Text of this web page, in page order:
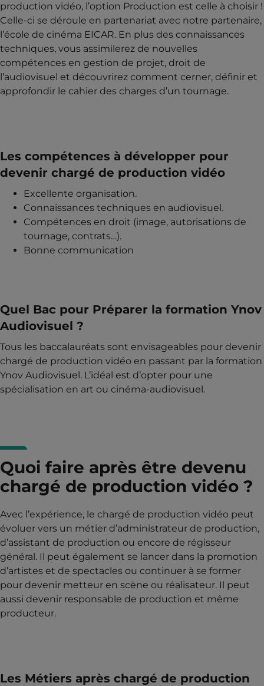
production vidéo, l’option Production est celle à choisir !
Celle-ci se déroule en partenariat avec notre partenaire,
l’école de cinéma EICAR. En plus des connaissances
techniques, vous assimilerez de nouvelles
compétences en gestion de projet, droit de
l’audiovisuel et découvrirez comment cerner, définir et
approfondir le cahier des charges d’un tournage.
Les compétences à développer pour
devenir chargé de production vidéo
Excellente organisation.
Connaissances techniques en audiovisuel.
Compétences en droit (image, autorisations de
tournage, contrats…).
Bonne communication
Quel Bac pour Préparer la formation Ynov
Audiovisuel ?
Tous les baccalauréats sont envisageables pour devenir
chargé de production vidéo en passant par la formation
Ynov Audiovisuel. L’idéal est d’opter pour une
spécialisation en art ou cinéma-audiovisuel.
Quoi faire après être devenu
chargé de production vidéo ?
Avec l’expérience, le chargé de production vidéo peut
évoluer vers un métier d’administrateur de production,
d’assistant de production ou encore de régisseur
général. Il peut également se lancer dans la promotion
d’artistes et de spectacles ou continuer à se former
pour devenir metteur en scène ou réalisateur. Il peut
aussi devenir responsable de production et même
producteur.
Les Métiers après chargé de production